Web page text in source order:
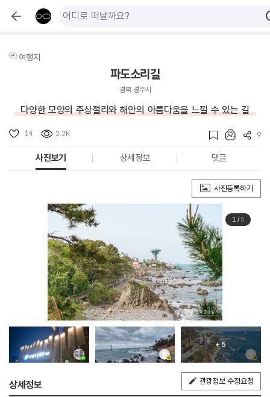
여행지
파도소리길
경북 경주시
다양한 모양의 주상절리와 해안의 아름다움을 느낄 수 있는 길
14 2.2K 9
사진보기 상세정보 댓글
사진등록하기
1/ 5
+ 5
상세정보 관광정보 수정요청